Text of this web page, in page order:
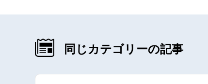
同じカテゴリーの記事